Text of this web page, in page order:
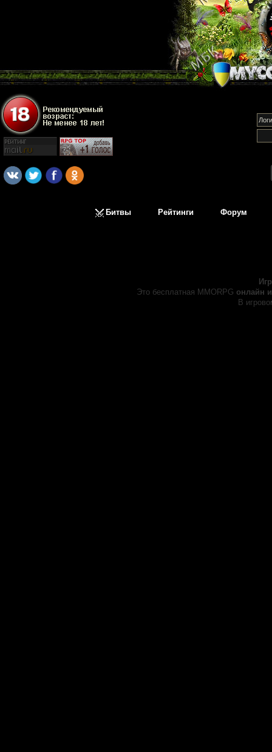
Битвы Рейтинги Форум
Это бесплатная MMORPG онлайн
В